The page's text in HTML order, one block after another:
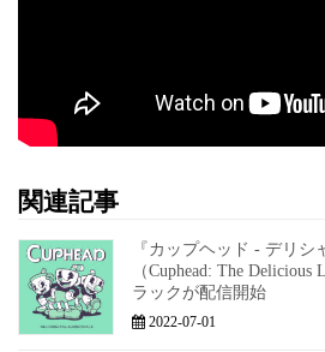
関連記事
『カップヘッド - デリシ
（Cuphead: The
ラックが配信開始
2022-07-01